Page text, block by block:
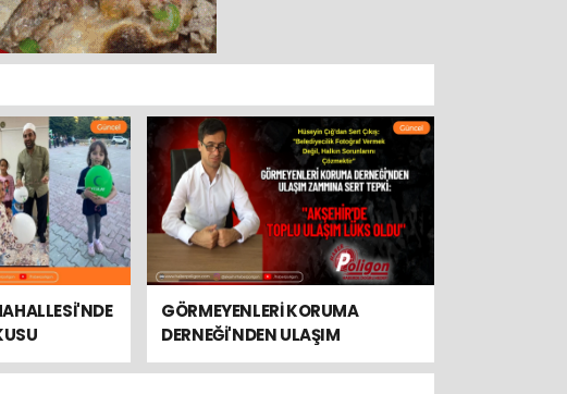
GÖRMEYENLERİ KORUMA
DERNEĞİ'NDEN ULAŞIM
ZAMMINA SERT TEPKİ: